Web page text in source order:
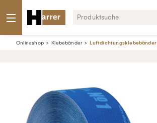
Onlineshop Klebebänder Luftdichtungsklebebänder